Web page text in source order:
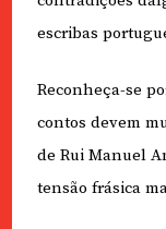
escribas
Reconheça-se
contos devem
de Rui Manuel
tensão frásica